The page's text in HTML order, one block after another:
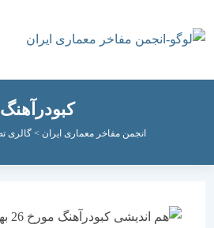
کبودرآهنگ
انجمن مفاخر معماری ایران > گالری تصاویر>